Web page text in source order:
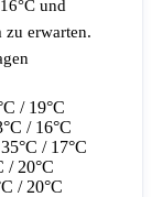
und
zu erwarten.
/ 19°C
/ 16°C
/ 17°C
/ 20°C
/ 20°C